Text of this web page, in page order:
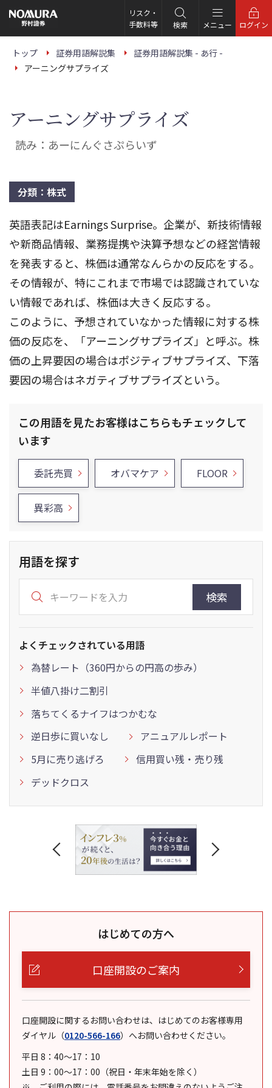
の
ー
リスク・
手数料等
検索 メニュー ログイン
トップ 証券用語解説集
証券用語解説集 - あ行 -
アーニングサプライズ
アーニングサプライズ
読み：あーにんぐさぷらいず
分類：株式
英語表記はEarnings Surprise。企業が、新技術情報
や新商品情報、業務提携や決算予想などの経営情報
を発表すると、株価は通常なんらかの反応をする。
その情報が、特にこれまで市場では認識されていな
い情報であれば、株価は大きく反応する。
このように、予想されていなかった情報に対する株
価の反応を、「アーニングサプライズ」と呼ぶ。株
価の上昇要因の場合はポジティブサプライズ、下落
要因の場合はネガティブサプライズという。
この用語を見たお客様はこちらもチェックして
います
委託売買 オバマケア FLOOR
異彩高
用語を探す
検索
よくチェックされている用語
為替レート（360円からの円高の歩み）
半値八掛け二割引
落ちてくるナイフはつかむな
逆日歩に買いなし
アニュアルレポート
5月に売り逃げろ
信用買い残・売り残
デッドクロス
はじめての方へ
口座開設のご案内
口座開設に関するお問い合わせは、はじめてのお客様専用
ダイヤル （0120-566-166） へお問い合わせください。
平日 8：40～17：10
土日 9：00～17：00（祝日・年末年始を除く）